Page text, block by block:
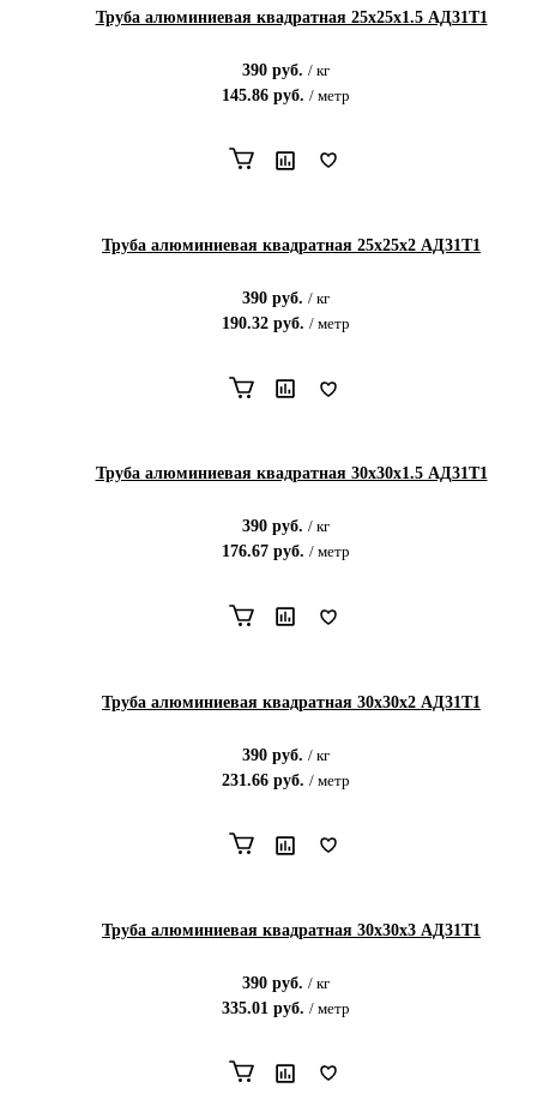
Труба алюминиевая квадратная 25х25х1.5 АД31Т1
390руб. / кг
145.86руб. / метр
Труба алюминиевая квадратная 25х25х2 АД31Т1
390руб. / кг
190.32руб. / метр
Труба алюминиевая квадратная 30х30х1.5 АД31Т1
390руб. / кг
176.67руб. / метр
Труба алюминиевая квадратная 30х30х2 АД31Т1
390руб. / кг
231.66руб. / метр
Труба алюминиевая квадратная 30х30х3 АД31Т1
390руб. / кг
335.01 руб. / метр